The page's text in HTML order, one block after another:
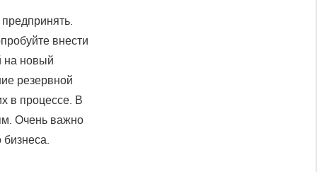
внести
на новый
резервной
в процессе. В
Очень важно